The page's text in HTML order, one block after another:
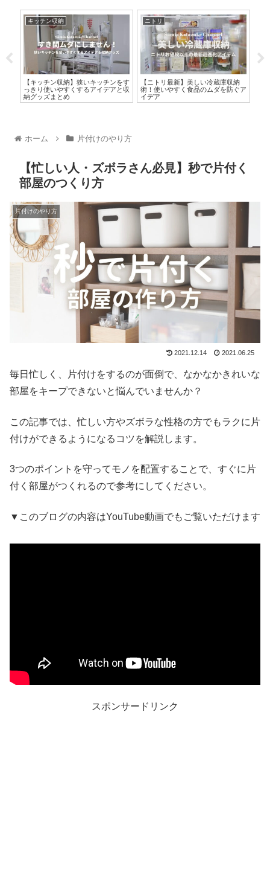
キッチン収納
【キッチン収納】狭いキッチンをす
っきり使いやすくするアイデアと収
納グッズまとめ
ニトリ
【ニトリ最新】美しい冷蔵庫収納
術！使いやすく食品のムダを防ぐア
イデア
ホーム 片付けのやり方
【忙しい人・ズボラさん必見】秒で片付く
部屋のつくり方
片付けのやり方
2021.12.14 2021.06.25
毎日忙しく、片付けをするのが面倒で、なかなかきれいな
部屋をキープできないと悩んでいませんか？
この記事では、忙しい方やズボラな性格の方でもラクに片
付けができるようになるコツを解説します。
3つのポイントを守ってモノを配置することで、すぐに片
付く部屋がつくれるので参考にしてください。
▼このブログの内容はYouTube動画でもご覧いただけます
スポンサードリンク